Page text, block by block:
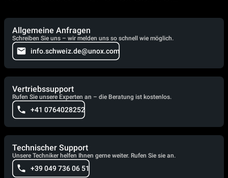
Allgemeine Anfragen
Schreiben Sie uns – wir melden uns so schnell wie möglich.
info.schweiz.de@unox.com
Vertriebssupport
Rufen Sie unsere Experten an – die Beratung ist kostenlos.
+41 0764028252
Technischer Support
Unsere Techniker helfen Ihnen gerne weiter. Rufen Sie sie an.
+39 049 736 06 51